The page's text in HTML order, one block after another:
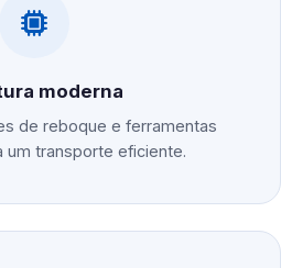
moderna
de reboque e ferramentas
um transporte eficiente.